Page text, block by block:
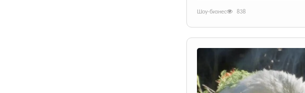
Шоу-бизнес 838